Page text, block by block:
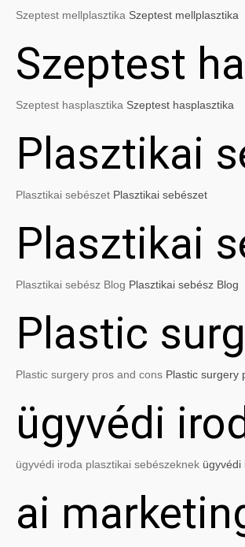
Szeptest mellplasztika Szeptest mellplasztika
Szeptest
Szeptest hasplasztika Szeptest hasplasztika
Plasztikai
Plasztikai sebészet Plasztikai sebészet
Plasztikai
Plasztikai sebész Blog Plasztikai sebész Blog
Plastic
Plastic surgery pros and cons Plastic surgery
ügyvédi
ügyvédi iroda plasztikai sebészeknek ügyvédi
ai